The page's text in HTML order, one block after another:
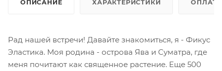
ОПИСАНИЕ ХАРАКТЕРИСТИКИ
Рад нашей встречи! Давайте знакомиться, я - Фикус
Эластика. Моя родина - острова Ява и Суматра, где
меня почитают как священное растение. Еще 500